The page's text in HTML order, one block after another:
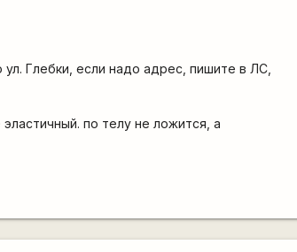
Глебки, если надо адрес, пишите в ЛС,
по телу не ложится, а